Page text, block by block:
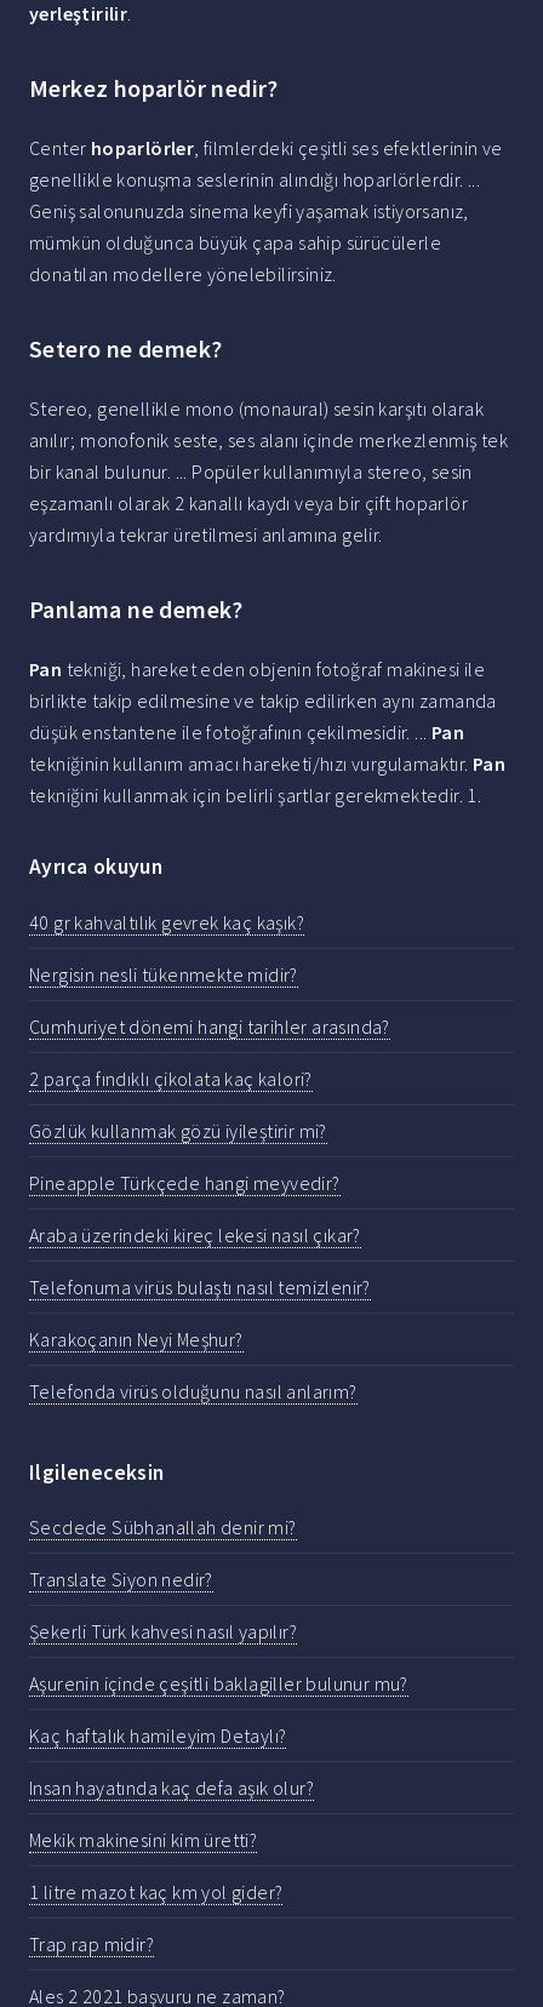
yerleştirilir.
Merkez hoparlör nedir?
Center hoparlörler, filmlerdeki çeşitli ses efektlerinin ve
genellikle konuşma seslerinin alındığı hoparlörlerdir. ...
Geniş salonunuzda sinema keyfi yaşamak istiyorsanız,
mümkün olduğunca büyük çapa sahip sürücülerle
donatılan modellere yönelebilirsiniz.
Setero ne demek?
Stereo, genellikle mono (monaural) sesin karşıtı olarak
anılır; monofonik seste, ses alanı içinde merkezlenmiş tek
bir kanal bulunur. ... Popüler kullanımıyla stereo, sesin
eşzamanlı olarak 2 kanallı kaydı veya bir çift hoparlör
yardımıyla tekrar üretilmesi anlamına gelir.
Panlama ne demek?
Pan tekniği, hareket eden objenin fotoğraf makinesi ile
birlikte takip edilmesine ve takip edilirken aynı zamanda
düşük enstantene ile fotoğrafının çekilmesidir. ... Pan
tekniğinin kullanım amacı hareketi/hızı vurgulamaktır. Pan
tekniğini kullanmak için belirli şartlar gerekmektedir. 1.
Ayrıca okuyun
40 gr kahvaltılık gevrek kaç kaşık?
Nergisin nesli tükenmekte midir?
Cumhuriyet dönemi hangi tarihler arasında?
2 parça fındıklı çikolata kaç kalori?
Gözlük kullanmak gözü iyileştirir mi?
Pineapple Türkçede hangi meyvedir?
Araba üzerindeki kireç lekesi nasıl çıkar?
Telefonuma virüs bulaştı nasıl temizlenir?
Karakoçanın Neyi Meşhur?
Telefonda virüs olduğunu nasıl anlarım?
Ilgileneceksin
Secdede Sübhanallah denir mi?
Translate Siyon nedir?
Şekerli Türk kahvesi nasıl yapılır?
Aşurenin içinde çeşitli baklagiller bulunur mu?
Kaç haftalık hamileyim Detaylı?
Insan hayatında kaç defa aşık olur?
Mekik makinesini kim üretti?
1 litre mazot kaç km yol gider?
Trap rap midir?
Ales 2 2021 başvuru ne zaman?